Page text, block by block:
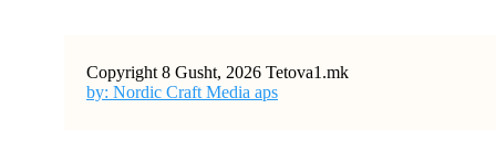
Copyright 8 Gusht, 2026 Tetova1.mk
by: Nordic Craft Media aps